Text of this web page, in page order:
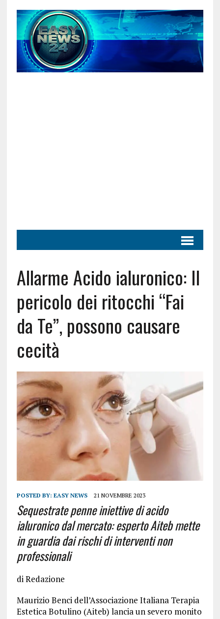
Allarme Acido ialuronico: Il
pericolo dei ritocchi “Fai
da Te”, possono causare
cecità
POSTED BY: EASY NEWS 21 NOVEMBRE 2023
Sequestrate penne iniettive di acido
ialuronico dal mercato: esperto Aiteb mette
in guardia dai rischi di interventi non
professionali
di Redazione
Maurizio Benci dell’Associazione Italiana Terapia
Estetica Botulino (Aiteb) lancia un severo monito